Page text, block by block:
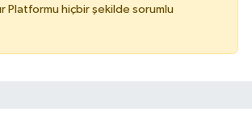
Platformu hiçbir şekilde sorumlu